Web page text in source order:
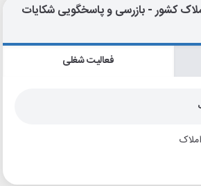
کشور - بازرسی و پاسخگویی شکایات
فعالیت شغلی